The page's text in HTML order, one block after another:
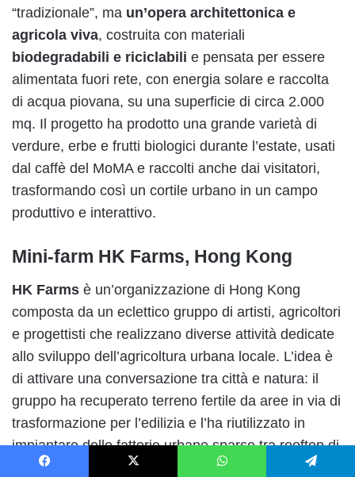
“tradizionale”, ma un’opera architettonica e
agricola viva, costruita con materiali
biodegradabili e riciclabili e pensata per essere
alimentata fuori rete, con energia solare e raccolta
di acqua piovana, su una superficie di circa 2.000
mq. Il progetto ha prodotto una grande varietà di
verdure, erbe e frutti biologici durante l’estate, usati
dal caffè del MoMA e raccolti anche dai visitatori,
trasformando così un cortile urbano in un campo
produttivo e interattivo.
Mini-farm HK Farms, Hong Kong
HK Farms è un’organizzazione di Hong Kong
composta da un eclettico gruppo di artisti, agricoltori
e progettisti che realizzano diverse attività dedicate
allo sviluppo dell’agricoltura urbana locale. L’idea è
di attivare una conversazione tra città e natura: il
gruppo ha recuperato terreno fertile da aree in via di
trasformazione per l’edilizia e l’ha riutilizzato in
impiantare delle fattorie urbane sparse tra rooftop di
quartieri come Yau Ma Tei e Mong Kok. Oltre a